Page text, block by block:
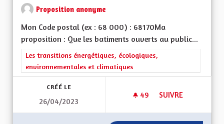
Proposition anonyme
Mon Code postal (ex : 68 000) : 68170Ma
proposition : Que les batiments ouverts au public...
Filtrer les résultats de la catégorie : Les transitions
Les transitions énergétiques, écologiques,
environnementales et climatiques
CRÉÉ LE
26/04/2023
49 49 ABONNÉS
SUIVRE